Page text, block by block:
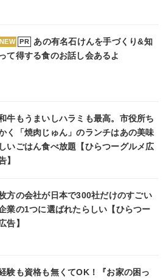
NEW PR
あの有名石けんを手づくり&知
って得する食のお話し会あるよ
牛もうまいしハラミも最高。市役所ち
く「焼肉じゅん」のランチはあの美味
しいごはん食べ放題【ひらつーグルメ広
】
方の会社が日本で300社だけのすごい
業の1つに選ばれたらしい【ひらつー
告】
験も資格も無くてOK！『お家の困っ